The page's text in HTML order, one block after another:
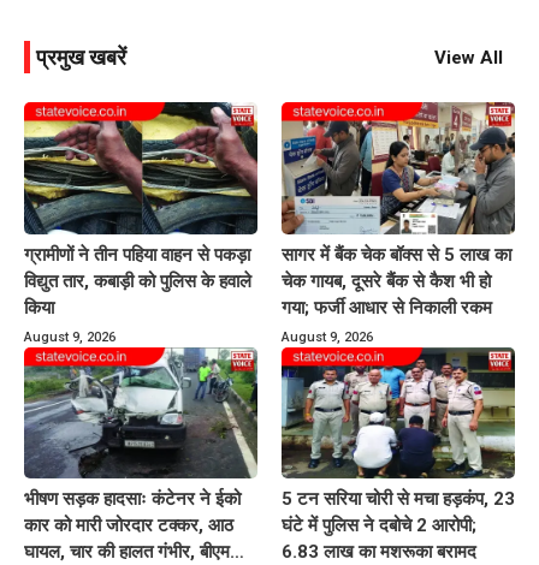
प्रमुख खबरें View All
ग्रामीणों ने तीन पहिया वाहन से पकड़ा
विद्युत तार, कबाड़ी को पुलिस के हवाले
किया
August 9, 2026
सागर में बैंक चेक बॉक्स से 5 लाख का
चेक गायब, दूसरे बैंक से कैश भी हो
गया; फर्जी आधार से निकाली रकम
August 9, 2026
भीषण सड़क हादसाः कंटेनर ने ईको
कार को मारी जोरदार टक्कर, आठ
घायल, चार की हालत गंभीर, बीएमसी
5 टन सरिया चोरी से मचा हड़कंप, 23
घंटे में पुलिस ने दबोचे 2 आरोपी;
6.83 लाख का मशरूका बरामद